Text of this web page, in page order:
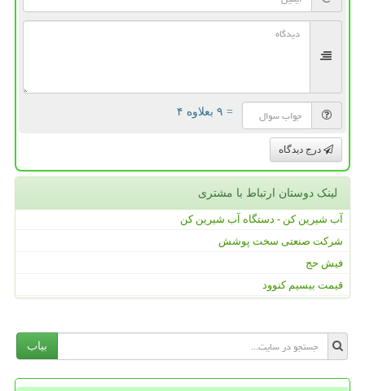
= ۹ بعلاوه ۴
درج دیدگاه
لینک دوستان ارتباط با مشتری
آب شیرین کن - دستگاه آب شیرین کن
شرکت صنعتی سخت پوشش
فیش حج
قیمت بیسیم کنوود
بیاب